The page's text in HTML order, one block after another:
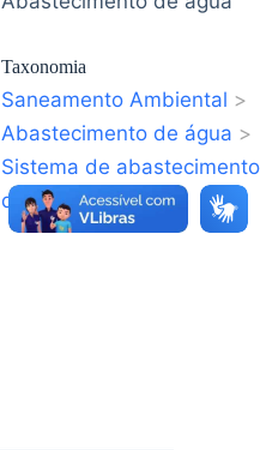
Taxonomia
Saneamento Ambiental >
Abastecimento de água >
Sistema de abastecimento
de água>Coroatá